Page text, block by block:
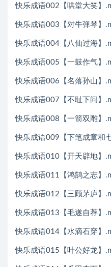
快乐成语002【哄堂大笑】
快乐成语003【对牛弹琴】
快乐成语004【八仙过海】
快乐成语005【一鼓作气】
快乐成语006【名落孙山】
快乐成语007【不耻下问】
快乐成语008【一箭双雕】
快乐成语009【下笔成章和
快乐成语010【开天辟地】
快乐成语011【鸿鹄之志】
快乐成语012【三顾茅庐】
快乐成语013【毛遂自荐】
快乐成语014【水滴石穿】
快乐成语015【叶公好龙】